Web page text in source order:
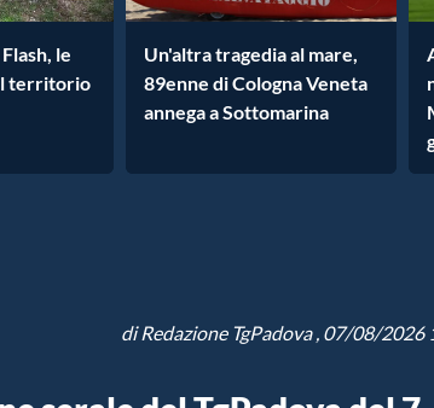
le
territorio
Un'altra tragedia al mare,
89enne di Cologna Veneta
annega a Sottomarina
diRedazione TgPadova, 07/08/2026